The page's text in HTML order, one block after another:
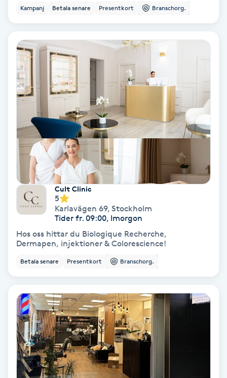
Regndroppsmassage
Reikihealing
Reiki massage
Restorative Yoga
Rosacea
Rosenmetoden
Ryggmassage
Samtalsterapi
Shiatsu
Singelfransar
Sjukgymnastik
Kampanj Betala senare Presentkort Branschorg.
Cult Clinic
5
Karlavägen 69, Stockholm
Tider fr. 09:00, Imorgon
Hos oss hittar du Biologique Recherche,
Dermapen, injektioner & Colorescience!
Betala senare Presentkort Branschorg.